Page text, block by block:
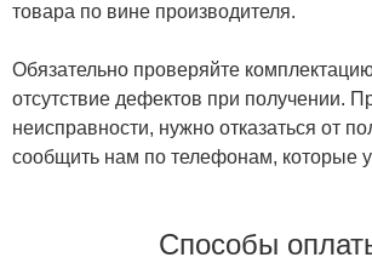
товара по вине производителя.
Обязательно проверяйте
отсутствие дефектов при получении.
неисправности, нужно отказаться от
сообщить нам по телефонам, которые
Способы